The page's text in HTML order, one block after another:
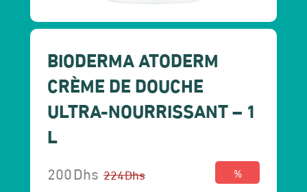
BIODERMA ATODERM
CRÈME DE DOUCHE
ULTRA-NOURRISSANT – 1
L
224Dhs
200Dhs
%